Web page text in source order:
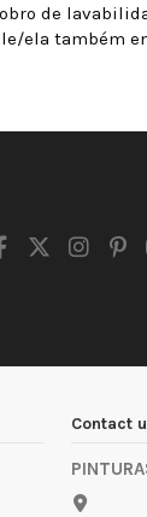
de
ela também
Contact